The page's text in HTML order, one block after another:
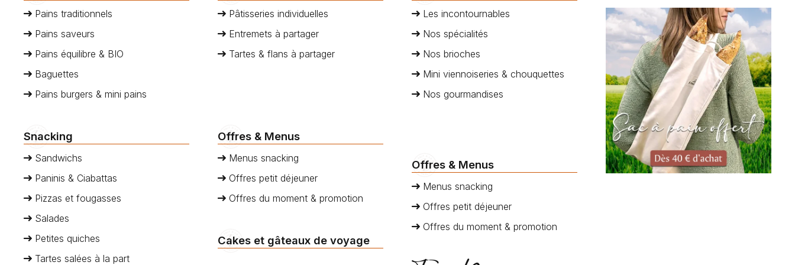
Pains traditionnels
Pains saveurs
Pains équilibre & BIO
Baguettes
Pains burgers & mini pains
Pâtisseries individuelles
Entremets à partager
Tartes & flans à partager
Les incontournables
Nos spécialités
Nos brioches
Mini viennoiseries & chouquettes
Nos gourmandises
Snacking
Sandwichs
Paninis & Ciabattas
Pizzas et fougasses
Salades
Petites quiches
Tartes salées à la part
Offres & Menus
Menus snacking
Offres petit déjeuner
Offres du moment & promotion
Cakes et gâteaux de voyage
Offres & Menus
Menus snacking
Offres petit déjeuner
Offres du moment & promotion